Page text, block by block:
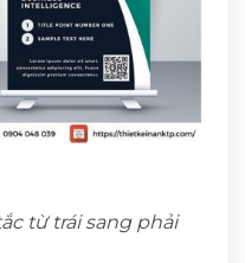
từ trái sang phải